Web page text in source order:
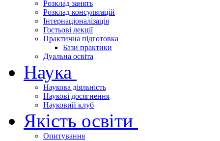
Розклад занять
Розклад консультацій
Інтернаціоналізація
Гостьові лекції
Практична підготовка
Бази практики
Дуальна освіта
Наука
Наукова діяльність
Наукові досягнення
Науковий клуб
Якість освіти
Опитування